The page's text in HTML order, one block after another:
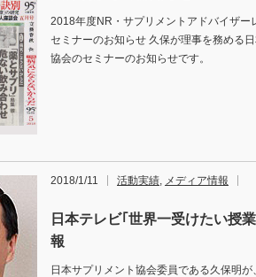
2018年度NR・サプリメントアドバイザー
セミナーのお知らせ 久保が理事を務める
協会のセミナーのお知らせです。
2018/1/11 活動実績, メディア情報
日本テレビ｢世界一受けたい授
報
日本サプリメント協会委員である久保明が